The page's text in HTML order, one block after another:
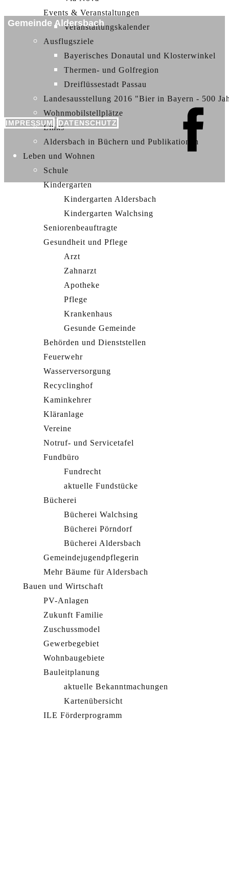
Events & Veranstaltungen
Veranstaltungskalender
Ausflugsziele
Bayerisches Donautal und Klosterwinkel
Thermen- und Golfregion
Dreiflüssestadt Passau
Landesausstellung 2016 "Bier in Bayern - 500
Wohnmobilstellplätze
Links
Aldersbach in Büchern und Publikationen
Leben und Wohnen
Schule
Kindergarten
Kindergarten Aldersbach
Kindergarten Walchsing
Seniorenbeauftragte
Gesundheit und Pflege
Arzt
Zahnarzt
Apotheke
Pflege
Krankenhaus
Gesunde Gemeinde
Behörden und Dienststellen
Feuerwehr
Wasserversorgung
Recyclinghof
Kaminkehrer
Kläranlage
Vereine
Notruf- und Servicetafel
Fundbüro
Fundrecht
aktuelle Fundstücke
Bücherei
Bücherei Walchsing
Bücherei Pörndorf
Bücherei Aldersbach
Gemeindejugendpflegerin
Mehr Bäume für Aldersbach
Bauen und Wirtschaft
PV-Anlagen
Zukunft Familie
Zuschussmodel
Gewerbegebiet
Wohnbaugebiete
Bauleitplanung
aktuelle Bekanntmachungen
Kartenübersicht
ILE Förderprogramm
Gemeinde Aldersbach
IMPRESSUM DATENSCHUTZ